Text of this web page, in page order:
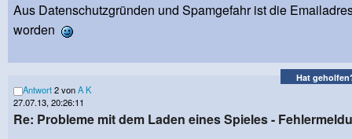
Aus Datenschutzgründen und Spamgefahr ist die
worden
Hat
Antwort2 vonA K
27.07.13, 20:26:11
Re: Probleme mit dem Laden eines Spieles -